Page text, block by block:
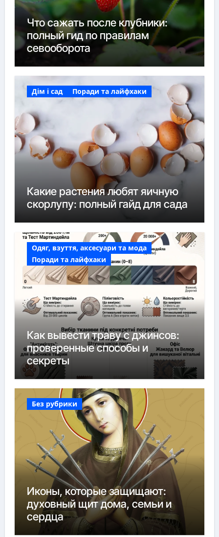
Что сажать после клубники:
полный гид по правилам
севооборота
Дім і сад Поради та лайфхаки
Какие растения любят яичную
скорлупу: полный гайд для сада
Одяг, взуття, аксесуари та мода
Поради та лайфхаки
Как вывести траву с джинсов:
проверенные способы и
секреты
Без рубрики
Иконы, которые защищают:
духовный щит дома, семьи и
сердца